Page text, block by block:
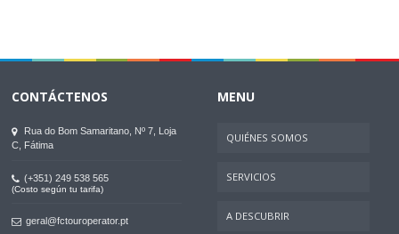
CONTÁCTENOS
Rua do Bom Samaritano, Nº 7, Loja
C, Fátima
(+351) 249 538 565
(Costo según tu tarifa)
geral@fctouroperator.pt
MENU
QUIÉNES SOMOS
SERVICIOS
A DESCUBRIR